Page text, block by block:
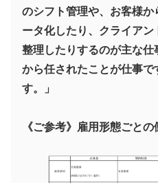
のシフト管理や、お客様
ータ化したり、クライア
整理したりするのが主な
から任されたことが仕事
す。」
《ご参考》雇用形態ごと